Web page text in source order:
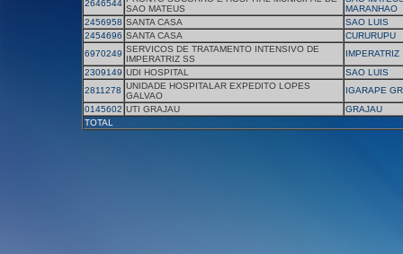
2646544
SAO MATEUS
MARANHAO
2456958 SANTA CASA
SAO LUIS
2454696 SANTA CASA
CURURUPU
6970249 SERVICOS DE TRATAMENTO INTENSIVO DE
IMPERATRIZ SS
IMPERATRIZ
2309149 UDI HOSPITAL
SAO LUIS
2811278 UNIDADE HOSPITALAR EXPEDITO LOPES
GALVAO
IGARAPE
0145602 UTI GRAJAU
GRAJAU
TOTAL